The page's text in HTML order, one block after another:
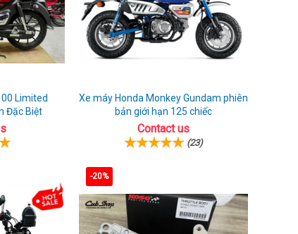
Limited
Đặc Biệt
Xe máy Honda Monkey Gundam phiên
bản giới hạn 125 chiếc
Contact us
(23)
-20%